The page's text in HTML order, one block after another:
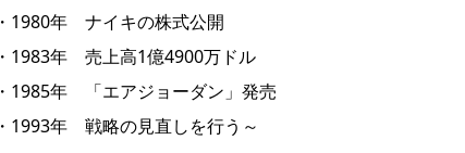
・1980年 ナイキの株式公開
・1983年 売上高1億4900万ドル
・1985年 「エアジョーダン」発売
・1993年 戦略の見直しを行う～